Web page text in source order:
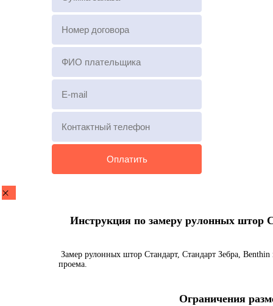
Инструкция по замеру рулонных штор
Замер рулонных штор Стандарт, Стандарт Зебра,
проема.
Ограничения